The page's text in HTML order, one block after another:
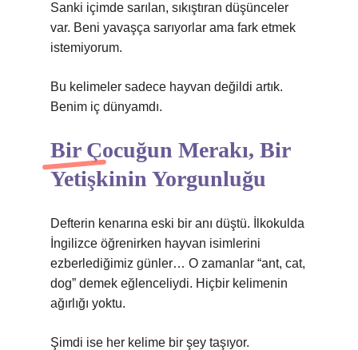
Sanki içimde sarılan, sıkıştıran düşünceler
var. Beni yavaşça sarıyorlar ama fark etmek
istemiyorum.
Bu kelimeler sadece hayvan değildi artık.
Benim iç dünyamdı.
Bir Çocuğun Merakı, Bir
Yetişkinin Yorgunluğu
Defterin kenarına eski bir anı düştü. İlkokulda
İngilizce öğrenirken hayvan isimlerini
ezberlediğimiz günler… O zamanlar “ant, cat,
dog” demek eğlenceliydi. Hiçbir kelimenin
ağırlığı yoktu.
Şimdi ise her kelime bir şey taşıyor.